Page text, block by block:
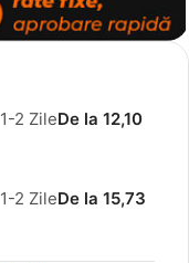
1-2 ZileDe la 12,10
1-2 ZileDe la 15,73